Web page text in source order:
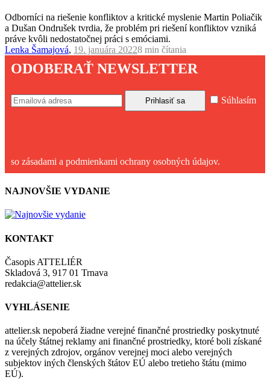
Odborníci na riešenie konfliktov a kritické myslenie Martin Poliačik
a Dušan Ondrušek tvrdia, že problém pri riešení konfliktov vzniká
práve kvôli nedostatočnej práci s emóciami.
Lenka Šamajová, 19. januára 20228 min čítania
ODOBERAŤ NEWSLETTER
Súhlasím
so zásadami a podmienkami ochrany osobných údajov.
NAJNOVŠIE VYDANIE
KONTAKT
Časopis ATTELIÉR
Skladová 3, 917 01 Trnava
redakcia@attelier.sk
VYHLÁSENIE
attelier.sk nepoberá žiadne verejné finančné prostriedky poskytnuté
na účely štátnej reklamy ani finančné prostriedky, ktoré boli získané
z verejných zdrojov, orgánov verejnej moci alebo verejných
subjektov iných členských štátov EÚ alebo tretieho štátu (mimo
EÚ).